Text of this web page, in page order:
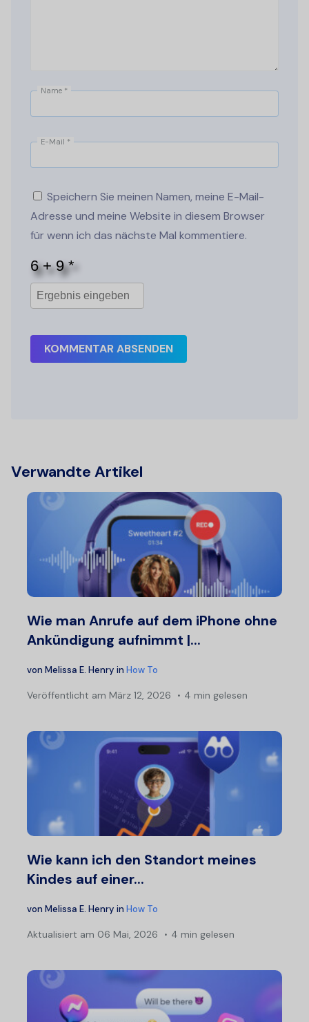
Name *
E-Mail *
Speichern Sie meinen Namen, meine E-Mail-
Adresse und meine Website in diesem Browser
für wenn ich das nächste Mal kommentiere.
KOMMENTAR ABSENDEN
Verwandte Artikel
Wie man Anrufe auf dem iPhone ohne
Ankündigung aufnimmt |...
von Melissa E. Henry in How To
Veröffentlicht am März 12, 2026 4 min gelesen
Wie kann ich den Standort meines
Kindes auf einer...
von Melissa E. Henry in How To
Aktualisiert am 06 Mai, 2026 4 min gelesen